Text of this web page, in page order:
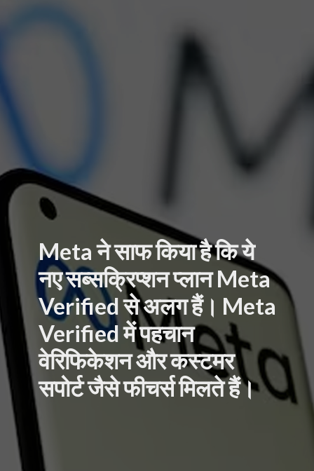
Meta ने साफ किया है कि ये
नए सब्सक्रिप्शन प्लान Meta
Verified से अलग हैं। Meta
Verified में पहचान
वेरिफिकेशन और कस्टमर
सपोर्ट जैसे फीचर्स मिलते हैं।